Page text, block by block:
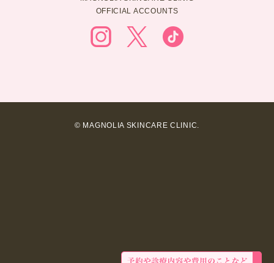
OFFICIAL ACCOUNTS
© MAGNOLIA SKINCARE CLINIC.